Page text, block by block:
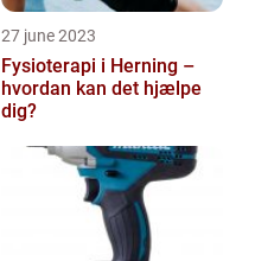
27 june 2023
Fysioterapi i Herning –
hvordan kan det hjælpe
dig?